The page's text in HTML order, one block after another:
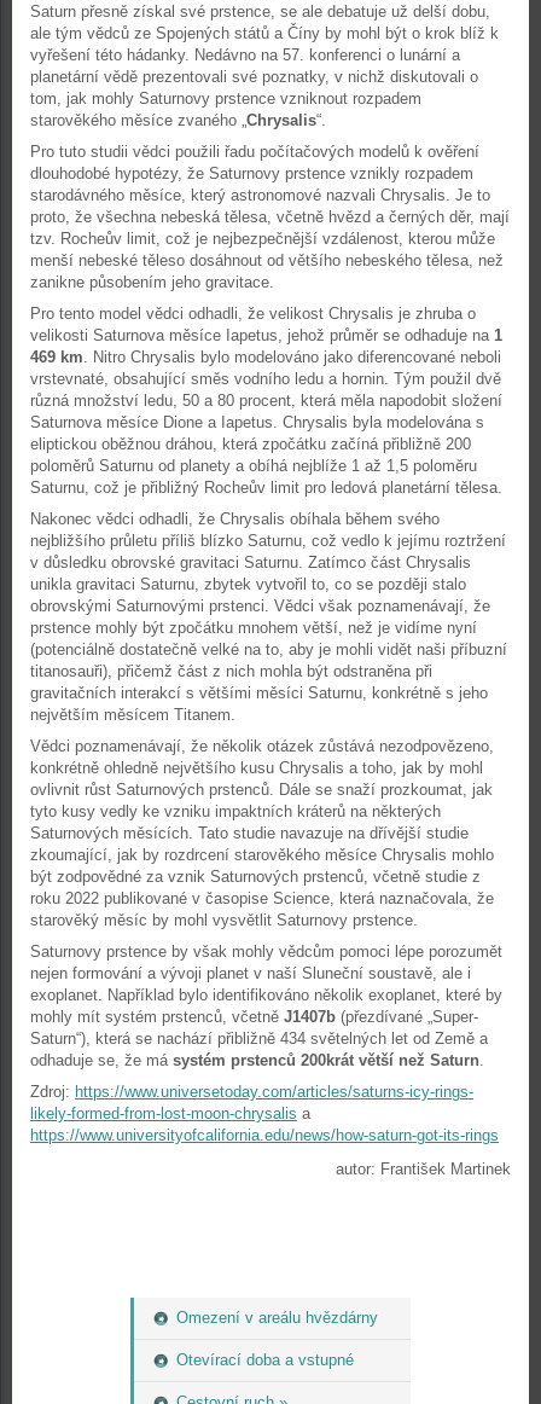
Omezení v areálu hvězdárny
Otevírací doba a vstupné
Saturn přesně získal své prstence, se ale debatuje už delší dobu,
ale tým vědců ze Spojených států a Číny by mohl být o krok blíž k
vyřešení této hádanky. Nedávno na 57. konferenci o lunární a
planetární vědě prezentovali své poznatky, v nichž diskutovali o
tom, jak mohly Saturnovy prstence vzniknout rozpadem
starověkého měsíce zvaného „ Chrysalis“.
Pro tuto studii vědci použili řadu počítačových modelů k ověření
dlouhodobé hypotézy, že Saturnovy prstence vznikly rozpadem
starodávného měsíce, který astronomové nazvali Chrysalis. Je to
proto, že všechna nebeská tělesa, včetně hvězd a černých děr, mají
tzv. Rocheův limit, což je nejbezpečnější vzdálenost, kterou může
menší nebeské těleso dosáhnout od většího nebeského tělesa, než
zanikne působením jeho gravitace.
Pro tento model vědci odhadli, že velikost Chrysalis je zhruba o
velikosti Saturnova měsíce Iapetus, jehož průměr se odhaduje na 1
469 km . Nitro Chrysalis bylo modelováno jako diferencované neboli
vrstevnaté, obsahující směs vodního ledu a hornin. Tým použil dvě
různá množství ledu, 50 a 80 procent, která měla napodobit složení
Saturnova měsíce Dione a Iapetus. Chrysalis byla modelována s
eliptickou oběžnou dráhou, která zpočátku začíná přibližně 200
poloměrů Saturnu od planety a obíhá nejblíže 1 až 1,5 poloměru
Saturnu, což je přibližný Rocheův limit pro ledová planetární tělesa.
Nakonec vědci odhadli, že Chrysalis obíhala během svého
nejbližšího průletu příliš blízko Saturnu, což vedlo k jejímu roztržení
v důsledku obrovské gravitaci Saturnu. Zatímco část Chrysalis
unikla gravitaci Saturnu, zbytek vytvořil to, co se později stalo
obrovskými Saturnovými prstenci. Vědci však poznamenávají, že
prstence mohly být zpočátku mnohem větší, než je vidíme nyní
(potenciálně dostatečně velké na to, aby je mohli vidět naši příbuzní
titanosauři), přičemž část z nich mohla být odstraněna při
gravitačních interakcí s většími měsíci Saturnu, konkrétně s jeho
největším měsícem Titanem.
Vědci poznamenávají, že několik otázek zůstává nezodpovězeno,
konkrétně ohledně největšího kusu Chrysalis a toho, jak by mohl
ovlivnit růst Saturnových prstenců. Dále se snaží prozkoumat, jak
tyto kusy vedly ke vzniku impaktních kráterů na některých
Saturnových měsících. Tato studie navazuje na dřívější studie
zkoumající, jak by rozdrcení starověkého měsíce Chrysalis mohlo
být zodpovědné za vznik Saturnových prstenců, včetně studie z
roku 2022 publikované v časopise Science, která naznačovala, že
starověký měsíc by mohl vysvětlit Saturnovy prstence.
Saturnovy prstence by však mohly vědcům pomoci lépe porozumět
nejen formování a vývoji planet v naší Sluneční soustavě, ale i
exoplanet. Například bylo identifikováno několik exoplanet, které by
mohly mít systém prstenců, včetně J1407b (přezdívané „Super-
Saturn“), která se nachází přibližně 434 světelných let od Země a
odhaduje se, že má systém prstenců 200krát větší než Saturn
Zdroj: https://www.universetoday.com/articles/saturns-icy-rings-
likely-formed-from-lost-moon-chrysalis a
https://www.universityofcalifornia.edu/news/how-saturn-got-its-rings
autor: František Martinek